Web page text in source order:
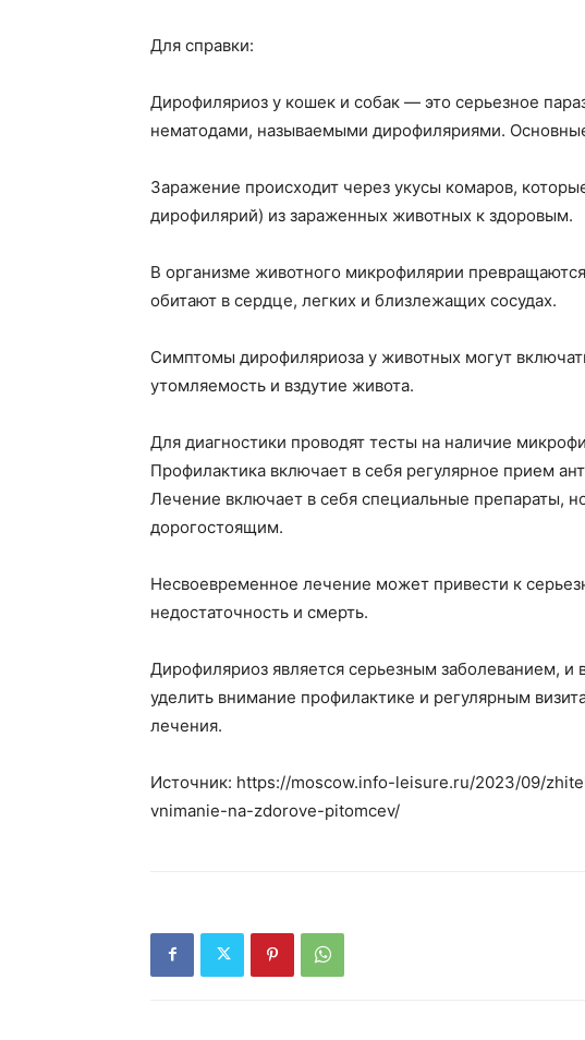
Для справки:
Дирофиляриоз у кошек и собак — это серьезное
нематодами, называемыми дирофиляриями.
Заражение происходит через укусы комаров,
дирофилярий) из зараженных животных к здоровым.
В организме животного микрофилярии
обитают в сердце, легких и близлежащих сосудах.
Симптомы дирофиляриоза у животных могут
утомляемость и вздутие живота.
Для диагностики проводят тесты на наличие
Профилактика включает в себя регулярное прием
Лечение включает в себя специальные препараты,
дорогостоящим.
Несвоевременное лечение может привести к
недостаточность и смерть.
Дирофиляриоз является серьезным заболеванием, и
уделить внимание профилактике и регулярным
лечения.
Источник: https://moscow.info-leisure.ru/2023/09/
vnimanie-na-zdorove-pitomcev/